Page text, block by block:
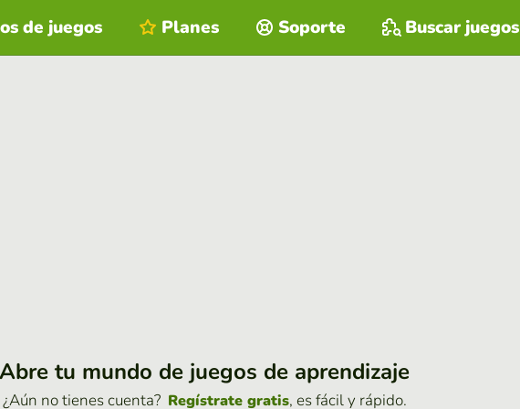
de juegos Planes Soporte Buscar juegos
Abre tu mundo de juegos de aprendizaje
¿Aún no tienes cuenta? Regístrate gratis, es fácil y rápido.